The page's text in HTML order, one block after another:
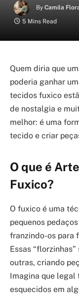
By Camila
5 Mins Read
Quem diria que
poderia ganhar
tecidos fuxico
de nostalgia e
melhor: é uma
tecido e criar
O que é
Fuxico?
O fuxico é uma
pequenos
franzindo-os para
Essas
outras, criando
Imagina que legal
esquecidos em